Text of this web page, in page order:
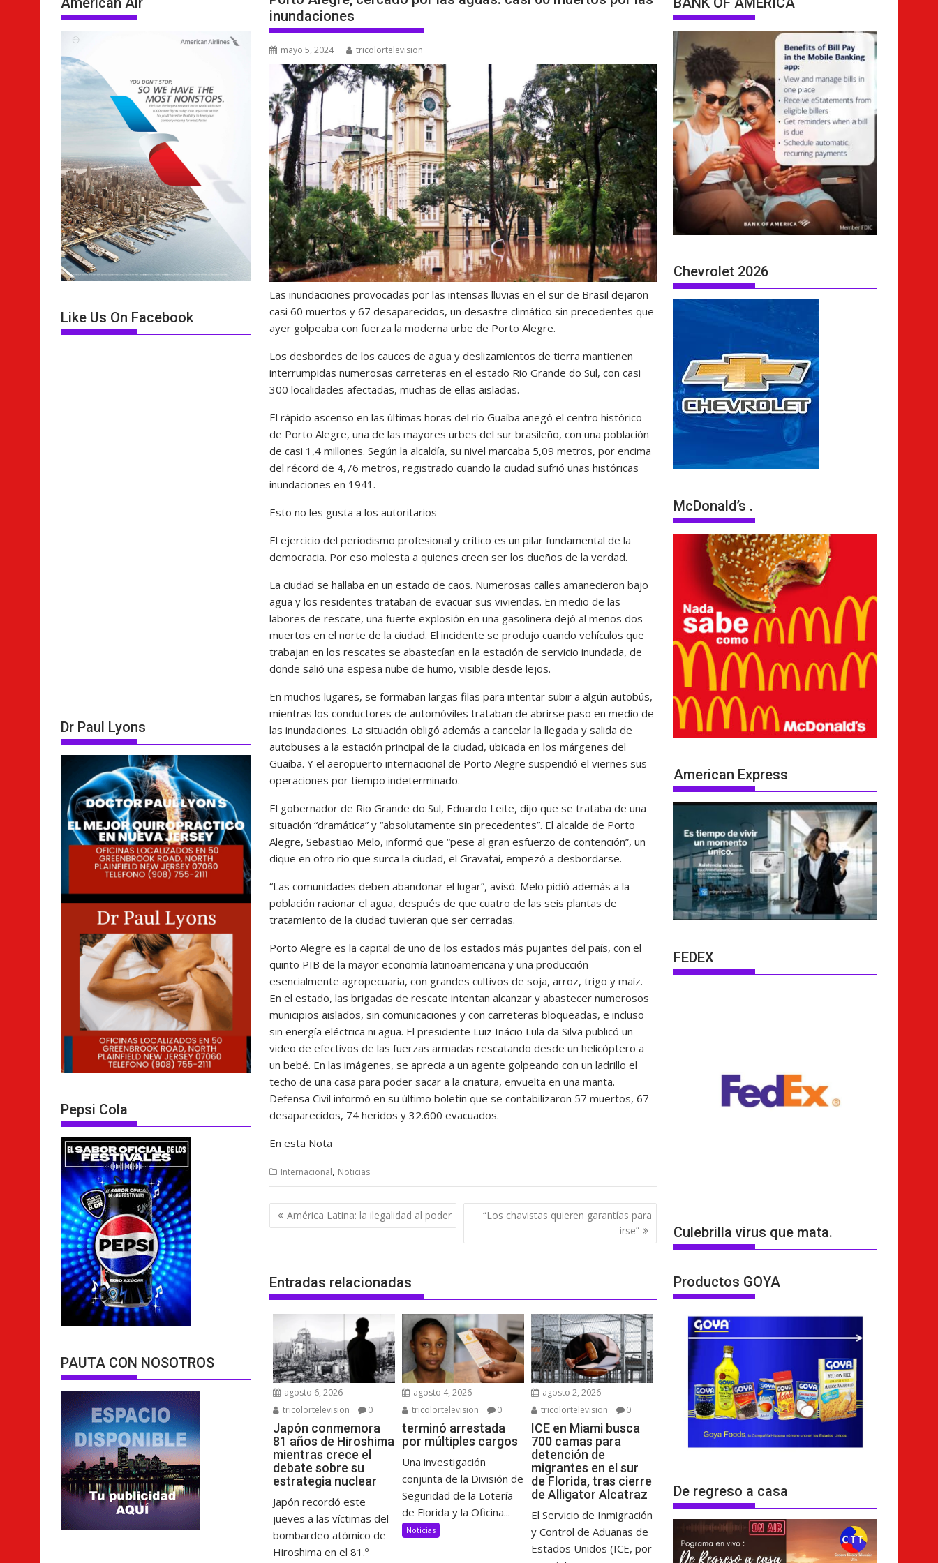
inundaciones
mayo 5, 2024 tricolortelevision
Las inundaciones provocadas por las intensas lluvias en el sur de Brasil dejaron
casi 60 muertos y 67 desaparecidos, un desastre climático sin precedentes que
ayer golpeaba con fuerza la moderna urbe de Porto Alegre.
Los desbordes de los cauces de agua y deslizamientos de tierra mantienen
interrumpidas numerosas carreteras en el estado Rio Grande do Sul, con casi
300 localidades afectadas, muchas de ellas aisladas.
El rápido ascenso en las últimas horas del río Guaíba anegó el centro histórico
de Porto Alegre, una de las mayores urbes del sur brasileño, con una población
de casi 1,4 millones. Según la alcaldía, su nivel marcaba 5,09 metros, por encima
del récord de 4,76 metros, registrado cuando la ciudad sufrió unas históricas
inundaciones en 1941.
Esto no les gusta a los autoritarios
El ejercicio del periodismo profesional y crítico es un pilar fundamental de la
democracia. Por eso molesta a quienes creen ser los dueños de la verdad.
La ciudad se hallaba en un estado de caos. Numerosas calles amanecieron bajo
agua y los residentes trataban de evacuar sus viviendas. En medio de las
labores de rescate, una fuerte explosión en una gasolinera dejó al menos dos
muertos en el norte de la ciudad. El incidente se produjo cuando vehículos que
trabajan en los rescates se abastecían en la estación de servicio inundada, de
donde salió una espesa nube de humo, visible desde lejos.
En muchos lugares, se formaban largas filas para intentar subir a algún autobús,
mientras los conductores de automóviles trataban de abrirse paso en medio de
las inundaciones. La situación obligó además a cancelar la llegada y salida de
autobuses a la estación principal de la ciudad, ubicada en los márgenes del
Guaíba. Y el aeropuerto internacional de Porto Alegre suspendió el viernes sus
operaciones por tiempo indeterminado.
El gobernador de Rio Grande do Sul, Eduardo Leite, dijo que se trataba de una
situación “dramática” y “absolutamente sin precedentes”. El alcalde de Porto
Alegre, Sebastiao Melo, informó que “pese al gran esfuerzo de contención”, un
dique en otro río que surca la ciudad, el Gravataí, empezó a desbordarse.
“Las comunidades deben abandonar el lugar”, avisó. Melo pidió además a la
población racionar el agua, después de que cuatro de las seis plantas de
tratamiento de la ciudad tuvieran que ser cerradas.
Porto Alegre es la capital de uno de los estados más pujantes del país, con el
quinto PIB de la mayor economía latinoamericana y una producción
esencialmente agropecuaria, con grandes cultivos de soja, arroz, trigo y maíz.
En el estado, las brigadas de rescate intentan alcanzar y abastecer numerosos
municipios aislados, sin comunicaciones y con carreteras bloqueadas, e incluso
sin energía eléctrica ni agua. El presidente Luiz Inácio Lula da Silva publicó un
video de efectivos de las fuerzas armadas rescatando desde un helicóptero a
un bebé. En las imágenes, se aprecia a un agente golpeando con un ladrillo el
techo de una casa para poder sacar a la criatura, envuelta en una manta.
Defensa Civil informó en su último boletín que se contabilizaron 57 muertos, 67
desaparecidos, 74 heridos y 32.600 evacuados.
En esta Nota
Internacional, Noticias
Navegación
de
América Latina: la ilegalidad al poder
“Los chavistas quieren garantías para
irse”
Entradas relacionadas
agosto 6, 2026
tricolortelevision
0
Japón conmemora
81 años de Hiroshima
mientras crece el
debate sobre su
estrategia nuclear
Japón recordó este
jueves a las víctimas del
bombardeo atómico de
Hiroshima en el 81.º
agosto 4, 2026
tricolortelevision
0
terminó arrestada
por múltiples cargos
Una investigación
conjunta de la División de
Seguridad de la Lotería
de Florida y la Oficina...
Noticias
agosto 2, 2026
tricolortelevision
0
ICE en Miami busca
700 camas para
detención de
migrantes en el sur
de Florida, tras cierre
de Alligator Alcatraz
El Servicio de Inmigración
y Control de Aduanas de
Estados Unidos (ICE, por
Like Us On Facebook
Dr Paul Lyons
Pepsi Cola
PAUTA CON NOSOTROS
Chevrolet 2026
McDonald’s .
American Express
FEDEX
Culebrilla virus que mata.
Productos GOYA
De regreso a casa